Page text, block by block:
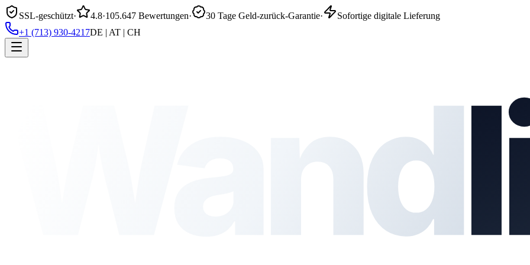
SSL-geschützt· 4.8·105.647 Bewertungen· 30 Tage Geld-zurück-Garantie·
Sofortige digitale Lieferung
+1 (713) 930-4217DE | AT | CH
Wand